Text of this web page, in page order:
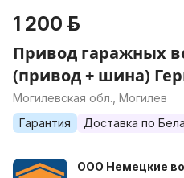
1 200 р.
Привод гаражных
(привод + шина)
Могилевская обл., Могилев
Гарантия
Доставка по
ООО Немецкие